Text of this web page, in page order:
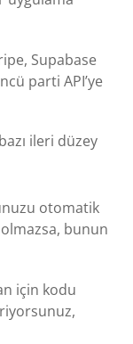
Supabase
parti API’ye
ileri düzey
otomatik
bunun
için kodu